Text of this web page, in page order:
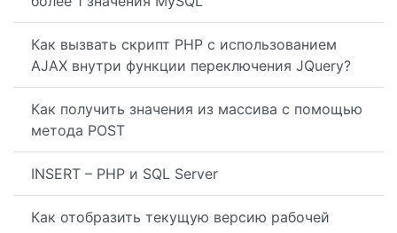
Как вызвать скрипт PHP с использованием
AJAX внутри функции переключения JQuery?
Как получить значения из массива с помощью
метода POST
INSERT – PHP и SQL Server
Как отобразить текущую версию рабочей